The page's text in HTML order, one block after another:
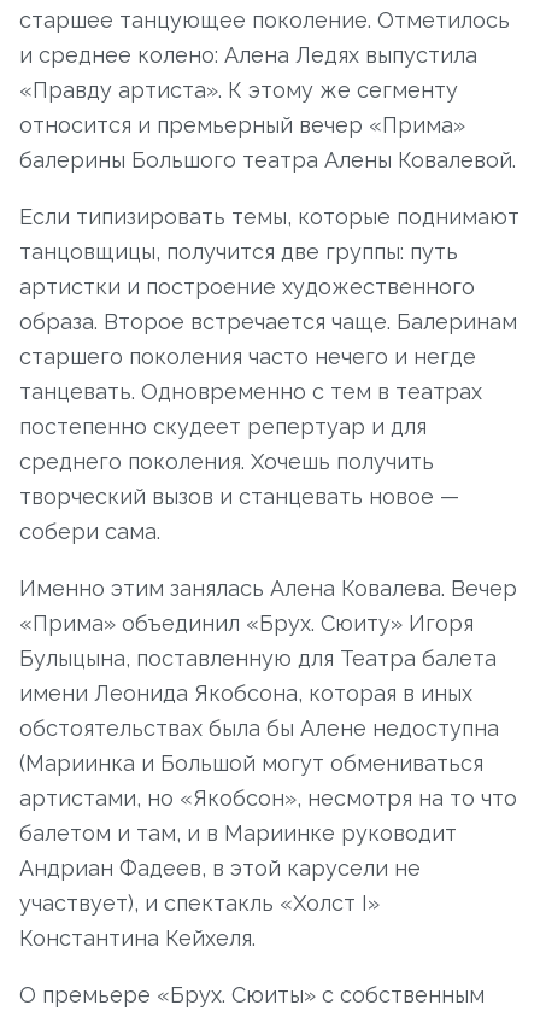
старшее танцующее поколение. Отметилось
и среднее колено: Алена Ледях выпустила
«Правду артиста». К этому же сегменту
относится и премьерный вечер «Прима»
балерины Большого театра Алены Ковалевой.
Если типизировать темы, которые поднимают
танцовщицы, получится две группы: путь
артистки и построение художественного
образа. Второе встречается чаще. Балеринам
старшего поколения часто нечего и негде
танцевать. Одновременно с тем в театрах
постепенно скудеет репертуар и для
среднего поколения. Хочешь получить
творческий вызов и станцевать новое —
собери сама.
Именно этим занялась Алена Ковалева. Вечер
«Прима» объединил «Брух. Сюиту» Игоря
Булыцына, поставленную для Театра балета
имени Леонида Якобсона, которая в иных
обстоятельствах была бы Алене недоступна
(Мариинка и Большой могут обмениваться
артистами, но «Якобсон», несмотря на то что
балетом и там, и в Мариинке руководит
Андриан Фадеев, в этой карусели не
участвует), и спектакль «Холст I»
Константина Кейхеля.
О премьере «Брух. Сюиты» с собственным